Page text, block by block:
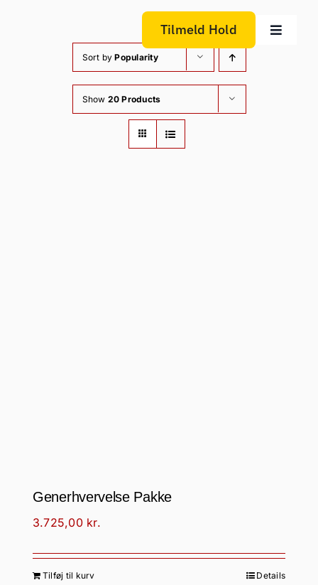
Tilmeld Hold
Toggle
Sort byPopularity
Show 20 Products
Generhvervelse Pakke
3.725,00 kr.
Tilføj til kurv Details